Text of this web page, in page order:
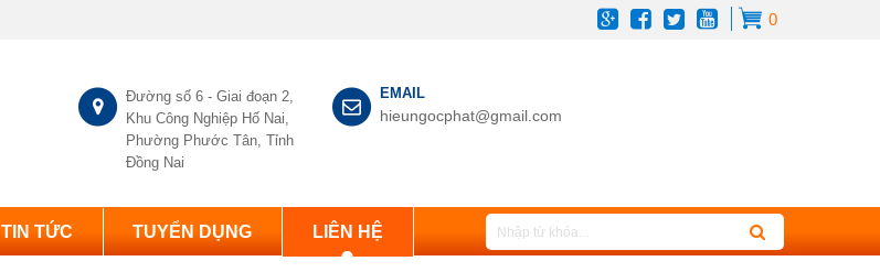
0
Đường số 6 - Giai đoạn 2,
Khu Công Nghiệp Hố Nai,
Phường Phước Tân, Tỉnh
Đồng Nai
EMAIL
hieungocphat@gmail.com
TIN TỨC TUYỂN DỤNG LIÊN HỆ